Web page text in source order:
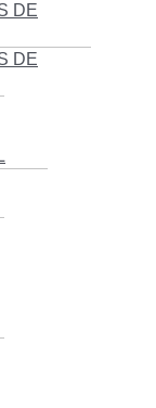
DE
DE